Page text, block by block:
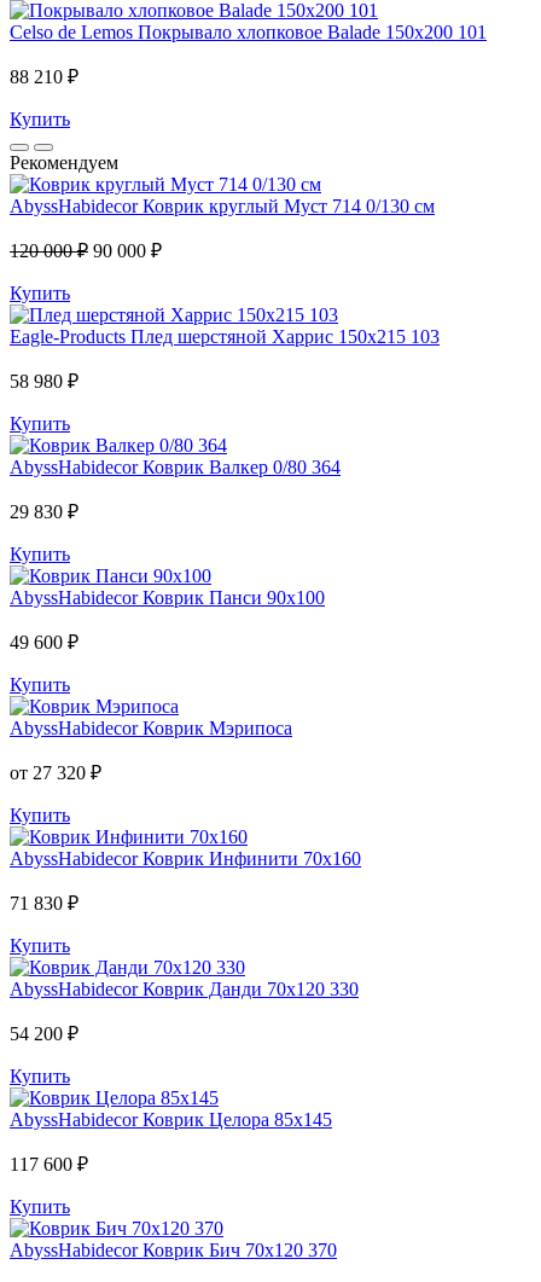
Celso de Lemos Покрывало хлопковое Balade 150x200 101
88 210 ₽
Купить
Рекомендуем
AbyssHabidecor Коврик круглый Муст 714 0/130 см
120 000 ₽ 90 000 ₽
Купить
Eagle-Products Плед шерстяной Харрис 150х215 103
58 980 ₽
Купить
AbyssHabidecor Коврик Валкер 0/80 364
29 830 ₽
Купить
AbyssHabidecor Коврик Панси 90х100
49 600 ₽
Купить
AbyssHabidecor Коврик Мэрипоса
от 27 320 ₽
Купить
AbyssHabidecor Коврик Инфинити 70х160
71 830 ₽
Купить
AbyssHabidecor Коврик Данди 70х120 330
54 200 ₽
Купить
AbyssHabidecor Коврик Целора 85х145
117 600 ₽
Купить
AbyssHabidecor Коврик Бич 70х120 370